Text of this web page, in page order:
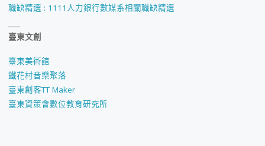
職缺精選 : 1111人力銀行數媒系相關職缺精選
臺東文創
臺東美術館
鐵花村音樂聚落
臺東創客TT Maker
臺東資策會數位教育研究所